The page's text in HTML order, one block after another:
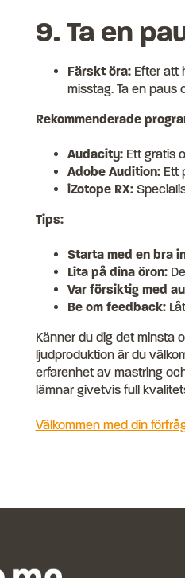
9. Ta en
Färskt öra:Efter att
misstag. Ta en paus
Rekommenderade
Audacity:Ett gratis
Adobe Audition:Ett
iZotope RX:
Tips:
Starta med en bra
Lita på dina öron:
Var försiktig med
Be om feedback:
Känner du dig det minsta
ljudproduktion är du
erfarenhet av mastring
lämnar givetvis full
Välkommen med din